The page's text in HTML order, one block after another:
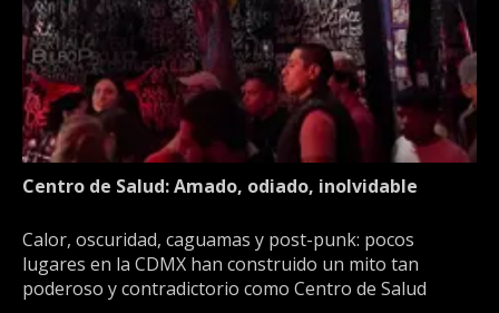
Centro de Salud: Amado, odiado, inolvidable
Calor, oscuridad, caguamas y post-punk: pocos
lugares en la CDMX han construido un mito tan
poderoso y contradictorio como Centro de Salud